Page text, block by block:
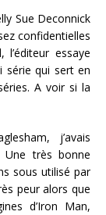
Sue Deconnick
confidentielles
l’éditeur essaye
série qui sert en
A voir si la
j’avais
Une très bonne
sous utilisé par
peur alors que
d’Iron Man,